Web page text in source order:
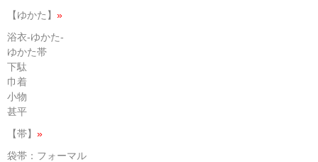
【ゆかた】 »
浴衣-ゆかた-
ゆかた帯
下駄
巾着
小物
甚平
【帯】 »
袋帯：フォーマル